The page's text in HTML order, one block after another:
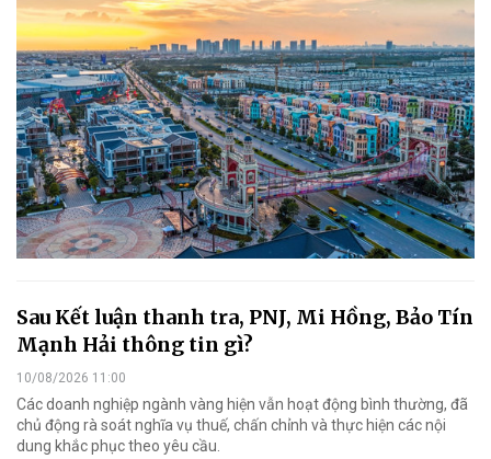
Sau Kết luận thanh tra, PNJ, Mi Hồng, Bảo Tín
Mạnh Hải thông tin gì?
10/08/2026 11:00
Các doanh nghiệp ngành vàng hiện vẫn hoạt động bình thường, đã
chủ động rà soát nghĩa vụ thuế, chấn chỉnh và thực hiện các nội
dung khắc phục theo yêu cầu.